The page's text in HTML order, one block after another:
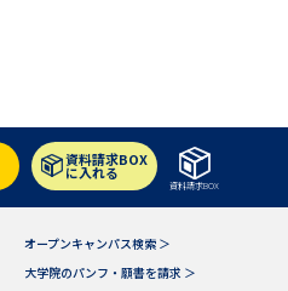
資料請求BOX
に入れる
資料請求BOX
オープンキャンパス検索 ＞
大学院のパンフ・願書を請求 ＞